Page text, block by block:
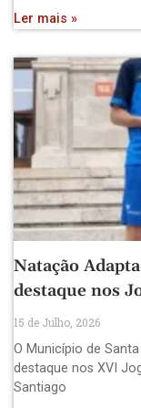
Ler mais »
Natação
destaque nos
15 de Julho, 2026
O Município de
destaque nos XVI
Santiago